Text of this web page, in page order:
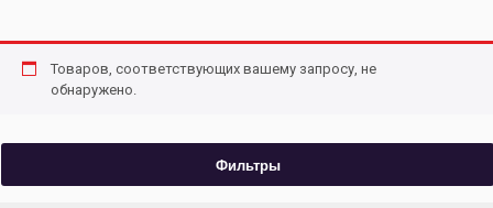
Товаров, соответствующих вашему запросу, не
обнаружено.
Фильтры